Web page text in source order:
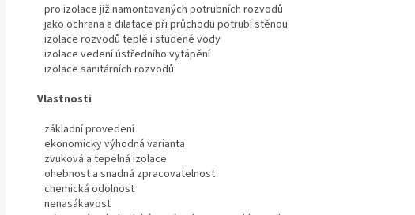
pro izolace již namontovaných potrubních rozvodů
jako ochrana a dilatace při průchodu potrubí stěnou
izolace rozvodů teplé i studené vody
izolace vedení ústředního vytápění
izolace sanitárních rozvodů
Vlastnosti
základní provedení
ekonomicky výhodná varianta
zvuková a tepelná izolace
ohebnost a snadná zpracovatelnost
chemická odolnost
nenasákavost